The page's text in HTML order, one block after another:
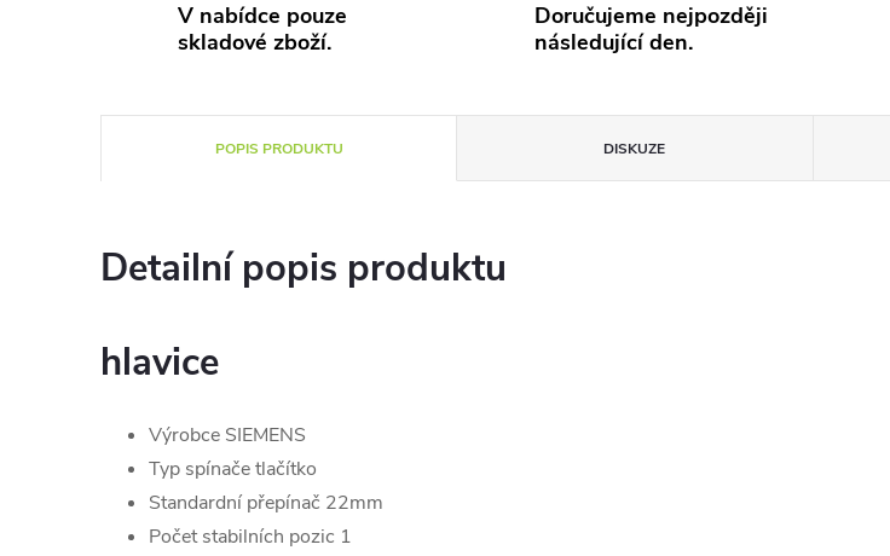
V nabídce pouze
skladové zboží.
Doručujeme nejpozději
následující den.
POPIS PRODUKTU DISKUZE
Detailní popis produktu
hlavice
Výrobce SIEMENS
Typ spínače tlačítko
Standardní přepínač 22mm
Počet stabilních pozic 1